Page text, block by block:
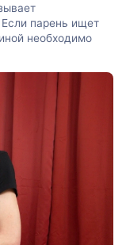
парень ищет
необходимо